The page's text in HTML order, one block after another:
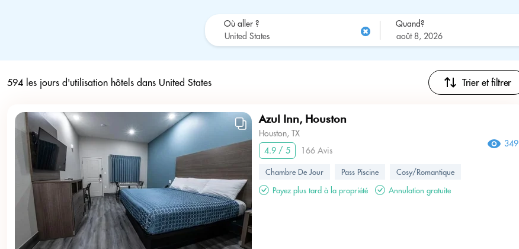
Où aller ? Quand?
594 les jours d'utilisation hôtels dans United States Trier et filtrer
Azul Inn, Houston
Houston, TX
4.9 / 5
166 Avis
349
Chambre De Jour Pass Piscine
Cosy/Romantique
Payez plus tard à la propriété
Annulation gratuite